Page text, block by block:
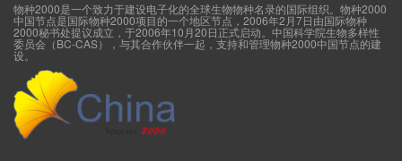
物种2000是一个致力于建设电子化的全球生物物种名录的国际组织。物种2000
中国节点是国际物种2000项目的一个地区节点，2006年2月7日由国际物种
2000秘书处提议成立，于2006年10月20日正式启动。中国科学院生物多样性
委员会（BC-CAS），与其合作伙伴一起，支持和管理物种2000中国节点的建
设。